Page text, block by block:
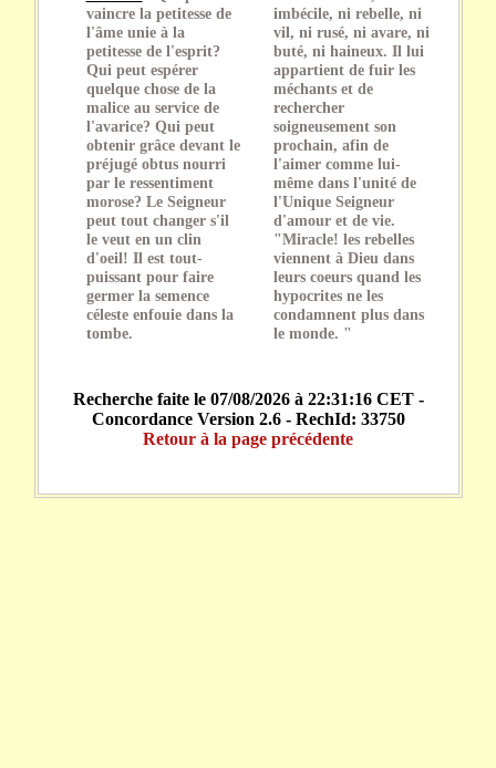
vaincre la petitesse de
l'âme unie à la
petitesse de l'esprit?
Qui peut espérer
quelque chose de la
malice au service de
l'avarice? Qui peut
obtenir grâce devant le
préjugé obtus nourri
par le ressentiment
morose? Le Seigneur
peut tout changer s'il
le veut en un clin
d'oeil! Il est tout-
puissant pour faire
germer la semence
céleste enfouie dans la
tombe.
imbécile, ni rebelle, ni
vil, ni rusé, ni avare, ni
buté, ni haineux. Il lui
appartient de fuir les
méchants et de
rechercher
soigneusement son
prochain, afin de
l'aimer comme lui-
même dans l'unité de
l'Unique Seigneur
d'amour et de vie.
"Miracle! les rebelles
viennent à Dieu dans
leurs coeurs quand les
hypocrites ne les
condamnent plus dans
le monde. "
Recherche faite le 07/08/2026 à 22:31:16 CET -
Concordance Version 2.6 - RechId: 33750
Retour à la page précédente